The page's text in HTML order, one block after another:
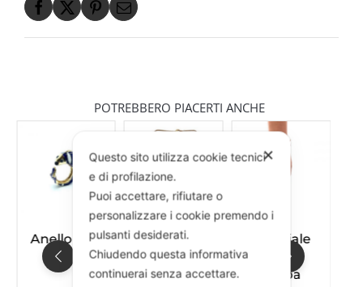
POTREBBERO PIACERTI ANCHE
Anello Mini
Carpa
Bracciale
Rigido
Carpa
✕
Questo sito utilizza cookie tecnici
e di profilazione.
Puoi accettare, rifiutare o
personalizzare i cookie premendo i
pulsanti desiderati.
Chiudendo questa informativa
continuerai senza accettare.